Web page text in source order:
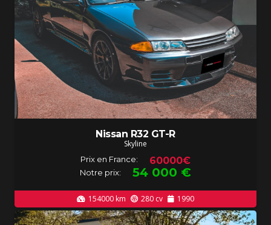
Nissan R32 GT-R
Skyline
Prix en France: 60000€
Notre prix: 54 000 €
154000 km 280cv 1990